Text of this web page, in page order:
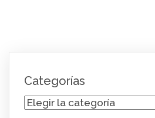
Categorías
Categorías